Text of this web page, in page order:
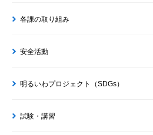
各課の取り組み
安全活動
明るいわプロジェクト（SDGs）
試験・講習